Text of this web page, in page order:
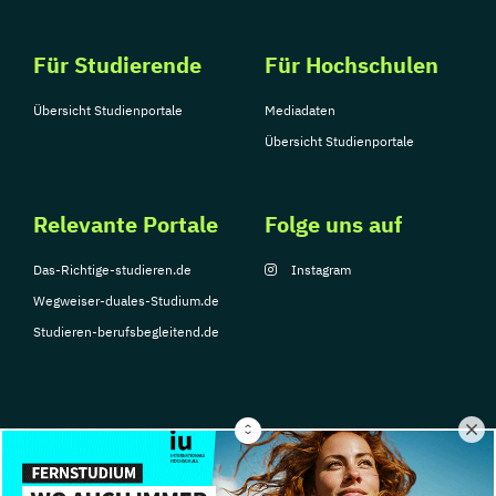
Sportmanagement
Tourismusmanagement
Vertragsrecht
Wirtschaftsingenieurwesen
Wirtschaftspsychologie (DE/EN)
Wirtschaftsrecht
Für Studierende
Übersicht Studienportale
Für Hochschulen
Mediadaten
Übersicht Studienportale
Relevante Portale
Das-Richtige-studieren.de
Wegweiser-duales-Studium.de
Studieren-berufsbegleitend.de
Folge uns auf
Instagram
© Copyright 2026, TarGroup Media GmbH